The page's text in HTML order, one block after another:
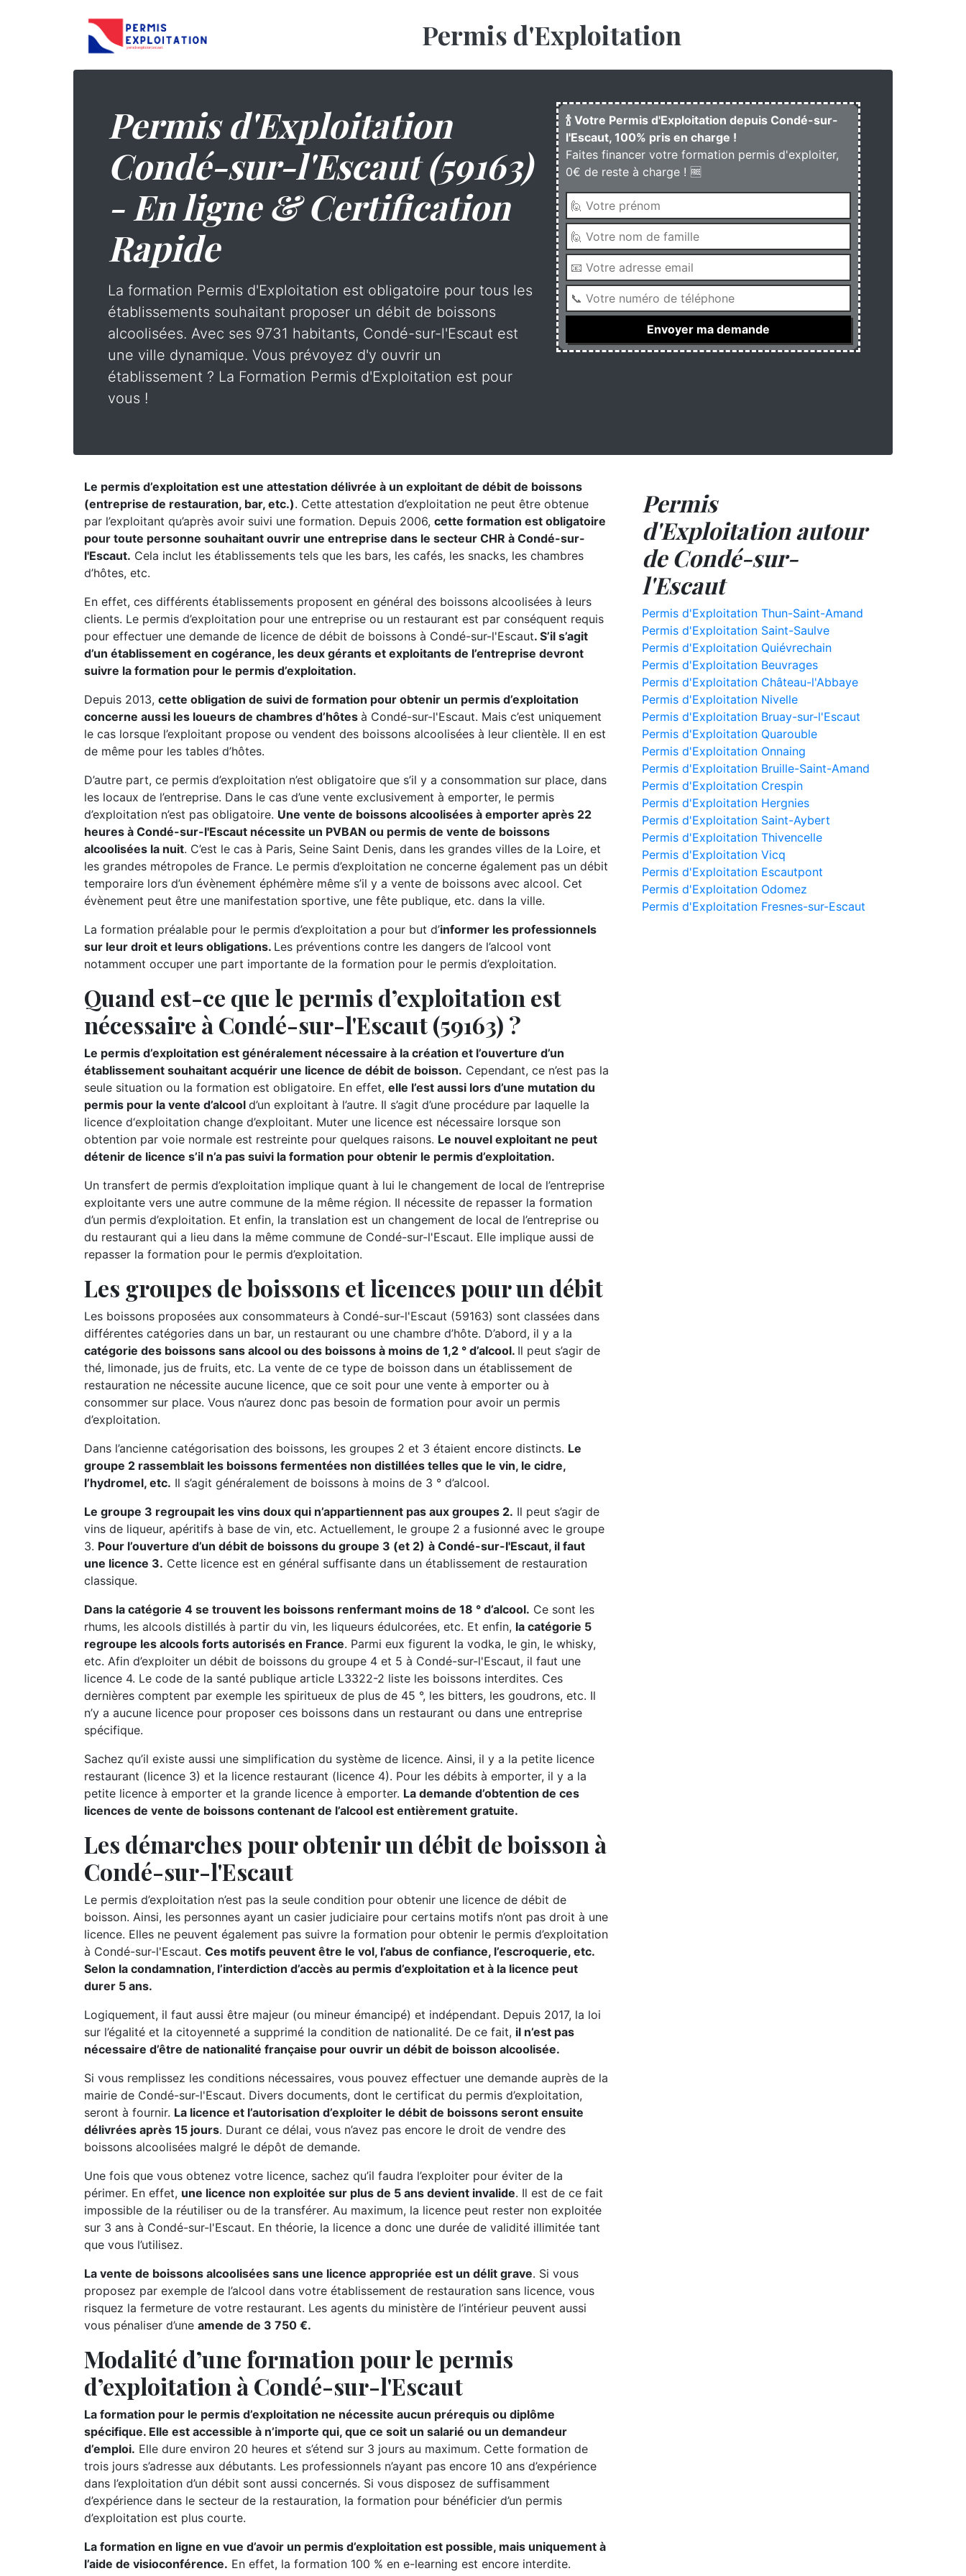
Permis d'Exploitation
Permis d'Exploitation
Condé-sur-l'Escaut (59163)
- En ligne & Certification
Rapide
La formation Permis d'Exploitation est obligatoire pour tous les
établissements souhaitant proposer un débit de boissons
alcoolisées. Avec ses 9731 habitants, Condé-sur-l'Escaut est
une ville dynamique. Vous prévoyez d'y ouvrir un
établissement ? La Formation Permis d'Exploitation est pour
vous !
🍾 Votre Permis d'Exploitation depuis Condé-sur-
l'Escaut, 100% pris en charge !
Faites financer votre formation permis d'exploiter,
0€ de reste à charge ! 🆓
Le permis d’exploitation est une attestation délivrée à un exploitant de débit de boissons
(entreprise de restauration, bar, etc.). Cette attestation d’exploitation ne peut être obtenue
par l’exploitant qu’après avoir suivi une formation. Depuis 2006, cette formation est obligatoire
pour toute personne souhaitant ouvrir une entreprise dans le secteur CHR à Condé-sur-
l'Escaut. Cela inclut les établissements tels que les bars, les cafés, les snacks, les chambres
d’hôtes, etc.
En effet, ces différents établissements proposent en général des boissons alcoolisées à leurs
clients. Le permis d’exploitation pour une entreprise ou un restaurant est par conséquent requis
pour effectuer une demande de licence de débit de boissons à Condé-sur-l'Escaut. S’il s’agit
d’un établissement en cogérance, les deux gérants et exploitants de l’entreprise devront
suivre la formation pour le permis d’exploitation.
Depuis 2013, cette obligation de suivi de formation pour obtenir un permis d’exploitation
concerne aussi les loueurs de chambres d’hôtes à Condé-sur-l'Escaut. Mais c’est uniquement
le cas lorsque l’exploitant propose ou vendent des boissons alcoolisées à leur clientèle. Il en est
de même pour les tables d’hôtes.
D’autre part, ce permis d’exploitation n’est obligatoire que s’il y a consommation sur place, dans
les locaux de l’entreprise. Dans le cas d’une vente exclusivement à emporter, le permis
d’exploitation n’est pas obligatoire. Une vente de boissons alcoolisées à emporter après 22
heures à Condé-sur-l'Escaut nécessite un PVBAN ou permis de vente de boissons
alcoolisées la nuit. C’est le cas à Paris, Seine Saint Denis, dans les grandes villes de la Loire, et
les grandes métropoles de France. Le permis d’exploitation ne concerne également pas un débit
temporaire lors d’un évènement éphémère même s’il y a vente de boissons avec alcool. Cet
évènement peut être une manifestation sportive, une fête publique, etc. dans la ville.
La formation préalable pour le permis d’exploitation a pour but d’informer les professionnels
sur leur droit et leurs obligations. Les préventions contre les dangers de l’alcool vont
notamment occuper une part importante de la formation pour le permis d’exploitation.
Quand est-ce que le permis d’exploitation est
nécessaire à Condé-sur-l'Escaut (59163) ?
Le permis d’exploitation est généralement nécessaire à la création et l’ouverture d’un
établissement souhaitant acquérir une licence de débit de boisson. Cependant, ce n’est pas la
seule situation ou la formation est obligatoire. En effet, elle l’est aussi lors d’une mutation du
permis pour la vente d’alcool d’un exploitant à l’autre. Il s’agit d’une procédure par laquelle la
licence d‘exploitation change d’exploitant. Muter une licence est nécessaire lorsque son
obtention par voie normale est restreinte pour quelques raisons. Le nouvel exploitant ne peut
détenir de licence s’il n’a pas suivi la formation pour obtenir le permis d’exploitation.
Un transfert de permis d’exploitation implique quant à lui le changement de local de l’entreprise
exploitante vers une autre commune de la même région. Il nécessite de repasser la formation
d’un permis d’exploitation. Et enfin, la translation est un changement de local de l’entreprise ou
du restaurant qui a lieu dans la même commune de Condé-sur-l'Escaut. Elle implique aussi de
repasser la formation pour le permis d’exploitation.
Les groupes de boissons et licences pour un débit
Les boissons proposées aux consommateurs à Condé-sur-l'Escaut (59163) sont classées dans
différentes catégories dans un bar, un restaurant ou une chambre d’hôte. D’abord, il y a la
catégorie des boissons sans alcool ou des boissons à moins de 1,2 ° d’alcool. Il peut s’agir de
thé, limonade, jus de fruits, etc. La vente de ce type de boisson dans un établissement de
restauration ne nécessite aucune licence, que ce soit pour une vente à emporter ou à
consommer sur place. Vous n’aurez donc pas besoin de formation pour avoir un permis
d’exploitation.
Dans l’ancienne catégorisation des boissons, les groupes 2 et 3 étaient encore distincts. Le
groupe 2 rassemblait les boissons fermentées non distillées telles que le vin, le cidre,
l’hydromel, etc. Il s’agit généralement de boissons à moins de 3 ° d’alcool.
Le groupe 3 regroupait les vins doux qui n’appartiennent pas aux groupes 2. Il peut s’agir de
vins de liqueur, apéritifs à base de vin, etc. Actuellement, le groupe 2 a fusionné avec le groupe
3. Pour l’ouverture d’un débit de boissons du groupe 3 (et 2) à Condé-sur-l'Escaut, il faut
une licence 3. Cette licence est en général suffisante dans un établissement de restauration
classique.
Dans la catégorie 4 se trouvent les boissons renfermant moins de 18 ° d’alcool. Ce sont les
rhums, les alcools distillés à partir du vin, les liqueurs édulcorées, etc. Et enfin, la catégorie 5
regroupe les alcools forts autorisés en France. Parmi eux figurent la vodka, le gin, le whisky,
etc. Afin d’exploiter un débit de boissons du groupe 4 et 5 à Condé-sur-l'Escaut, il faut une
licence 4. Le code de la santé publique article L3322-2 liste les boissons interdites. Ces
dernières comptent par exemple les spiritueux de plus de 45 °, les bitters, les goudrons, etc. Il
n’y a aucune licence pour proposer ces boissons dans un restaurant ou dans une entreprise
spécifique.
Sachez qu’il existe aussi une simplification du système de licence. Ainsi, il y a la petite licence
restaurant (licence 3) et la licence restaurant (licence 4). Pour les débits à emporter, il y a la
petite licence à emporter et la grande licence à emporter. La demande d’obtention de ces
licences de vente de boissons contenant de l’alcool est entièrement gratuite.
Les démarches pour obtenir un débit de boisson à
Condé-sur-l'Escaut
Le permis d’exploitation n’est pas la seule condition pour obtenir une licence de débit de
boisson. Ainsi, les personnes ayant un casier judiciaire pour certains motifs n’ont pas droit à une
licence. Elles ne peuvent également pas suivre la formation pour obtenir le permis d’exploitation
à Condé-sur-l'Escaut. Ces motifs peuvent être le vol, l’abus de confiance, l’escroquerie, etc.
Selon la condamnation, l’interdiction d’accès au permis d’exploitation et à la licence peut
durer 5 ans.
Logiquement, il faut aussi être majeur (ou mineur émancipé) et indépendant. Depuis 2017, la loi
sur l’égalité et la citoyenneté a supprimé la condition de nationalité. De ce fait, il n’est pas
nécessaire d’être de nationalité française pour ouvrir un débit de boisson alcoolisée.
Si vous remplissez les conditions nécessaires, vous pouvez effectuer une demande auprès de la
mairie de Condé-sur-l'Escaut. Divers documents, dont le certificat du permis d’exploitation,
seront à fournir. La licence et l’autorisation d’exploiter le débit de boissons seront ensuite
délivrées après 15 jours. Durant ce délai, vous n’avez pas encore le droit de vendre des
boissons alcoolisées malgré le dépôt de demande.
Une fois que vous obtenez votre licence, sachez qu’il faudra l’exploiter pour éviter de la
périmer. En effet, une licence non exploitée sur plus de 5 ans devient invalide. Il est de ce fait
impossible de la réutiliser ou de la transférer. Au maximum, la licence peut rester non exploitée
sur 3 ans à Condé-sur-l'Escaut. En théorie, la licence a donc une durée de validité illimitée tant
que vous l’utilisez.
La vente de boissons alcoolisées sans une licence appropriée est un délit grave. Si vous
proposez par exemple de l’alcool dans votre établissement de restauration sans licence, vous
risquez la fermeture de votre restaurant. Les agents du ministère de l’intérieur peuvent aussi
vous pénaliser d’une amende de 3 750 €.
Modalité d’une formation pour le permis
d’exploitation à Condé-sur-l'Escaut
La formation pour le permis d’exploitation ne nécessite aucun prérequis ou diplôme
spécifique. Elle est accessible à n’importe qui, que ce soit un salarié ou un demandeur
d’emploi. Elle dure environ 20 heures et s’étend sur 3 jours au maximum. Cette formation de
trois jours s’adresse aux débutants. Les professionnels n’ayant pas encore 10 ans d’expérience
dans l’exploitation d’un débit sont aussi concernés. Si vous disposez de suffisamment
d’expérience dans le secteur de la restauration, la formation pour bénéficier d’un permis
d’exploitation est plus courte.
La formation en ligne en vue d’avoir un permis d’exploitation est possible, mais uniquement à
l’aide de visioconférence. En effet, la formation 100 % en e-learning est encore interdite.
Permis
d'Exploitation autour
de Condé-sur-
l'Escaut
Permis d'Exploitation Thun-Saint-Amand
Permis d'Exploitation Saint-Saulve
Permis d'Exploitation Quiévrechain
Permis d'Exploitation Beuvrages
Permis d'Exploitation Château-l'Abbaye
Permis d'Exploitation Nivelle
Permis d'Exploitation Bruay-sur-l'Escaut
Permis d'Exploitation Quarouble
Permis d'Exploitation Onnaing
Permis d'Exploitation Bruille-Saint-Amand
Permis d'Exploitation Crespin
Permis d'Exploitation Hergnies
Permis d'Exploitation Saint-Aybert
Permis d'Exploitation Thivencelle
Permis d'Exploitation Vicq
Permis d'Exploitation Escautpont
Permis d'Exploitation Odomez
Permis d'Exploitation Fresnes-sur-Escaut